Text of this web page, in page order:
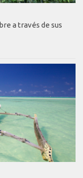
a través de sus